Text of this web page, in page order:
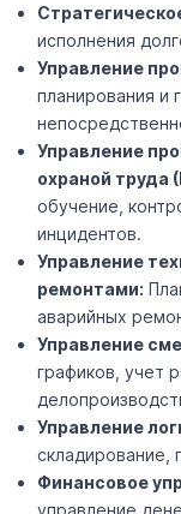
исполнения
Управление
планирования и
Управление
охраной труда
обучение,
инцидентов.
Управление
ремонтами:
аварийных
Управление
графиков, учет
Управление
складирование,
Финансовое
управление